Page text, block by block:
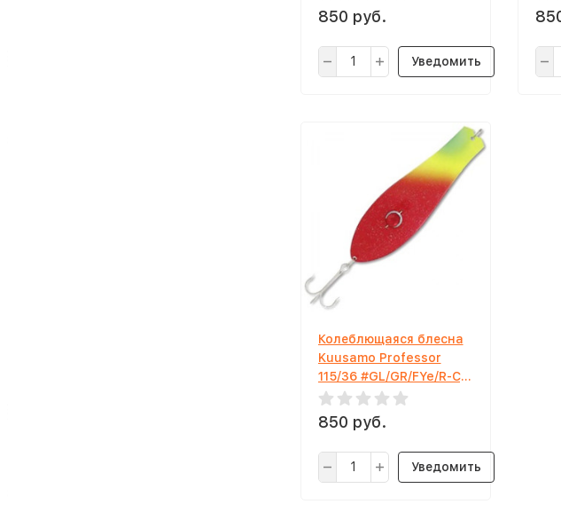
850 руб.
Уведомить
Колеблющаяся блесна
Kuusamo Professor
115/36 #GL/GR/FYe/R-C,
UV
850 руб.
Уведомить